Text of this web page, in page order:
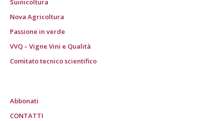
Nova Agricoltura
Passione in verde
VVQ – Vigne Vini e Qualità
Comitato tecnico scientifico
Abbonati
CONTATTI